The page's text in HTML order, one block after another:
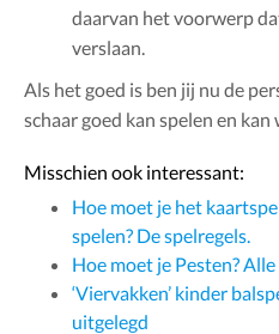
daarvan het voorwerp
verslaan.
Als het goed is ben jij nu de
schaar goed kan spelen en kan
Misschien ook interessant:
Hoe moet je het
spelen? De spelregels.
Hoe moet je Pesten?
‘Viervakken’ kinder
uitgelegd